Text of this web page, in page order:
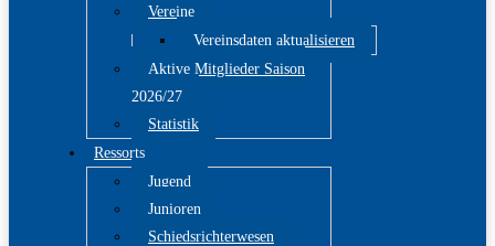
Vereine
Vereinsdaten aktualisieren
Aktive Mitglieder Saison
2026/27
Statistik
Ressorts
Jugend
Junioren
Schiedsrichterwesen